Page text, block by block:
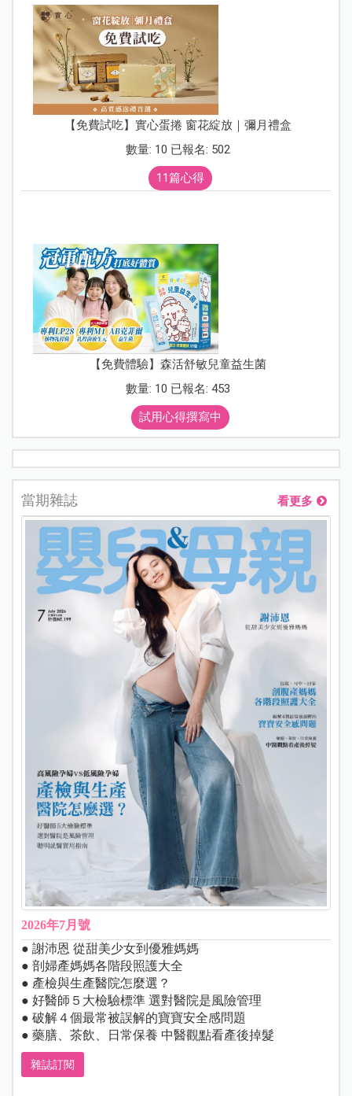
【免費試吃】實心蛋捲 窗花綻放｜彌月禮盒
數量: 10 已報名: 502
11篇心得
【免費體驗】森活舒敏兒童益生菌
數量: 10 已報名: 453
試用心得撰寫中
當期雜誌 看更多
2026年7月號
● 謝沛恩 從甜美少女到優雅媽媽
● 剖婦產媽媽各階段照護大全
● 產檢與生產醫院怎麼選？
● 好醫師５大檢驗標準 選對醫院是風險管理
● 破解４個最常被誤解的寶寶安全感問題
● 藥膳、茶飲、日常保養 中醫觀點看產後掉髮
雜誌訂閱